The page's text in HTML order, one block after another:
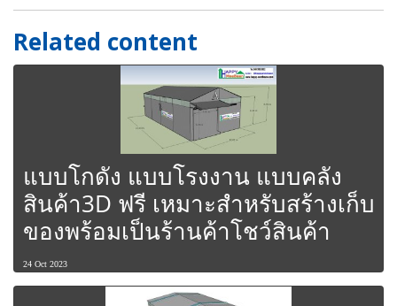
Related content
แบบโกดัง แบบโรงงาน แบบคลัง
สินค้า3D ฟรี เหมาะสำหรับสร้างเก็บ
ของพร้อมเป็นร้านค้าโชว์สินค้า
24 Oct 2023